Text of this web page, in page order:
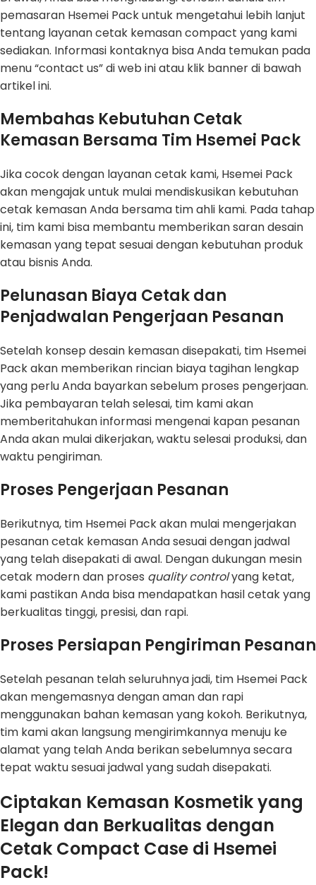
pemasaran Hsemei Pack untuk mengetahui lebih lanjut
tentang layanan cetak kemasan compact yang kami
sediakan. Informasi kontaknya bisa Anda temukan pada
menu “contact us” di web ini atau klik banner di bawah
artikel ini.
Membahas Kebutuhan Cetak
Kemasan Bersama Tim Hsemei Pack
Jika cocok dengan layanan cetak kami, Hsemei Pack
akan mengajak untuk mulai mendiskusikan kebutuhan
cetak kemasan Anda bersama tim ahli kami. Pada tahap
ini, tim kami bisa membantu memberikan saran desain
kemasan yang tepat sesuai dengan kebutuhan produk
atau bisnis Anda.
Pelunasan Biaya Cetak dan
Penjadwalan Pengerjaan Pesanan
Setelah konsep desain kemasan disepakati, tim Hsemei
Pack akan memberikan rincian biaya tagihan lengkap
yang perlu Anda bayarkan sebelum proses pengerjaan.
Jika pembayaran telah selesai, tim kami akan
memberitahukan informasi mengenai kapan pesanan
Anda akan mulai dikerjakan, waktu selesai produksi, dan
waktu pengiriman.
Proses Pengerjaan Pesanan
Berikutnya, tim Hsemei Pack akan mulai mengerjakan
pesanan cetak kemasan Anda sesuai dengan jadwal
yang telah disepakati di awal. Dengan dukungan mesin
cetak modern dan proses quality controlyang ketat,
kami pastikan Anda bisa mendapatkan hasil cetak yang
berkualitas tinggi, presisi, dan rapi.
Proses Persiapan Pengiriman Pesanan
Setelah pesanan telah seluruhnya jadi, tim Hsemei Pack
akan mengemasnya dengan aman dan rapi
menggunakan bahan kemasan yang kokoh. Berikutnya,
tim kami akan langsung mengirimkannya menuju ke
alamat yang telah Anda berikan sebelumnya secara
tepat waktu sesuai jadwal yang sudah disepakati.
Ciptakan Kemasan Kosmetik yang
Elegan dan Berkualitas dengan
Cetak Compact Case di Hsemei
Pack!